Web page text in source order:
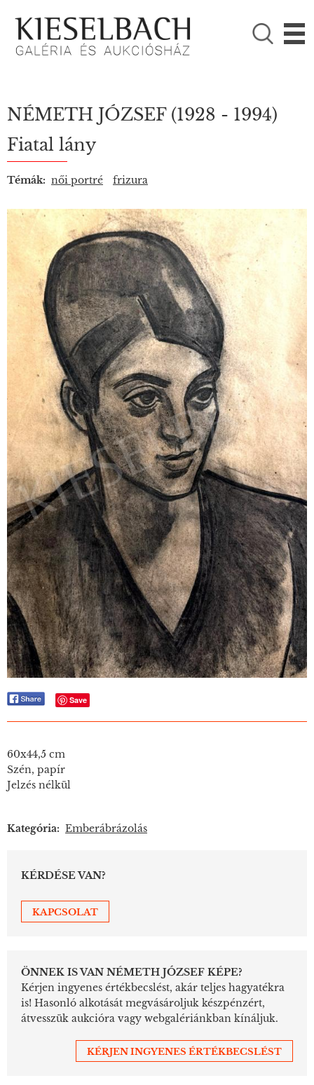

KÉRJÜK VÁLASSZON!
Festmények
NÉMETH JÓZSEF (1928 - 1994)
Fiatal lány
Témák: női portré frizura
Save
60x44,5 cm
Szén, papír
Jelzés nélkül
Kategória: Emberábrázolás
KÉRDÉSE VAN?
KAPCSOLAT
ÖNNEK IS VAN NÉMETH JÓZSEF KÉPE?
Kérjen ingyenes értékbecslést, akár teljes hagyatékra
is! Hasonló alkotását megvásároljuk készpénzért,
átvesszük aukcióra vagy webgalériánkban kínáljuk.
KÉRJEN INGYENES ÉRTÉKBECSLÉST